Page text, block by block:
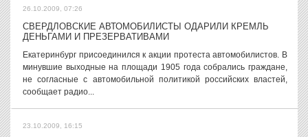
26.10.2009, 07:26
СВЕРДЛОВСКИЕ АВТОМОБИЛИСТЫ ОДАРИЛИ КРЕМЛЬ
ДЕНЬГАМИ И ПРЕЗЕРВАТИВАМИ
Екатеринбург присоединился к акции протеста автомобилистов. В
минувшие выходные на площади 1905 года собрались граждане,
не согласные с автомобильной политикой российских властей,
сообщает радио...
23.10.2009, 16:15